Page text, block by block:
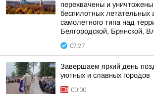
перехвачены и уничтожены
беспилотных летательных
самолетного типа над
Белгородской, Брянской,
07:27
Завершаем яркий день
уютных и славных городов
00:00